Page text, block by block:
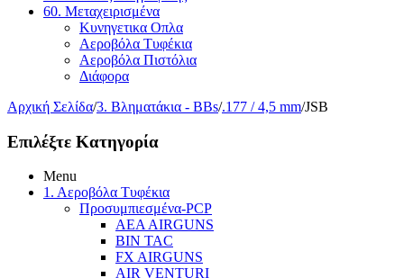
60. Μεταχειρισμένα
Κυνηγετικα Οπλα
Αεροβόλα Τυφέκια
Αεροβόλα Πιστόλια
Διάφορα
Αρχική Σελίδα/3. Βληματάκια - BBs/.177 / 4,5 mm/JSB
Επιλέξτε Κατηγορία
Menu
1. Αεροβόλα Τυφέκια
Προσυμπιεσμένα-PCP
AEA AIRGUNS
BIN TAC
FX AIRGUNS
AIR VENTURI